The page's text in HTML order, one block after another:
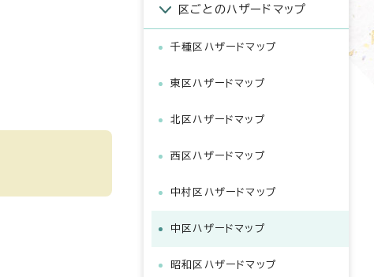
区ごとのハザードマップ
千種区ハザードマップ
東区ハザードマップ
北区ハザードマップ
西区ハザードマップ
中村区ハザードマップ
中区ハザードマップ
昭和区ハザードマップ